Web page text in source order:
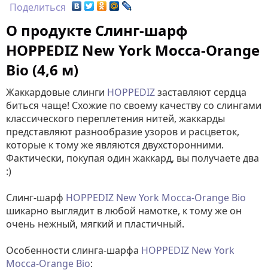
Поделиться
О продукте Слинг-шарф
HOPPEDIZ New York Mocca-Orange
Bio (4,6 м)
Жаккардовые слинги HOPPEDIZзаставляют сердца
биться чаще! Схожие по своему качеству со слингами
классического переплетения нитей, жаккарды
представляют разнообразие узоров и расцветок,
которые к тому же являются двухсторонними.
Фактически, покупая один жаккард, вы получаете два
:)
Слинг-шарф HOPPEDIZ New York Mocca-Orange Bio
шикарно выглядит в любой намотке, к тому же он
очень нежный, мягкий и пластичный.
Особенности слинга-шарфа HOPPEDIZ New York
Mocca-Orange Bio: